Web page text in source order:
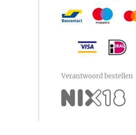
Verantwoord bestellen